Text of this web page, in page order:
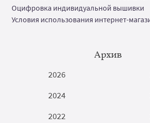
Оцифровка индивидуальной вышивки
Условия использования интернет-
Архив
2026
2024
2022